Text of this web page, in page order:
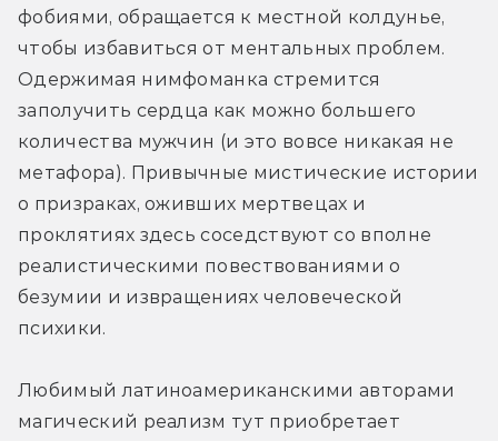
фобиями, обращается к местной колдунье,
чтобы избавиться от ментальных проблем.
Одержимая нимфоманка стремится
заполучить сердца как можно большего
количества мужчин (и это вовсе никакая не
метафора). Привычные мистические истории
о призраках, оживших мертвецах и
проклятиях здесь соседствуют со вполне
реалистическими повествованиями о
безумии и извращениях человеческой
психики.
Любимый латиноамериканскими авторами
магический реализм тут приобретает